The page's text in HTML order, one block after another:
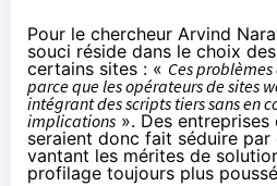
Pour le chercheur Arvind
souci réside dans le choix
certains sites : « Ces
parce que les opérateurs de sites
intégrant des scripts tiers sans en
implications ». Des
seraient donc fait séduire
vantant les mérites de
profilage toujours plus